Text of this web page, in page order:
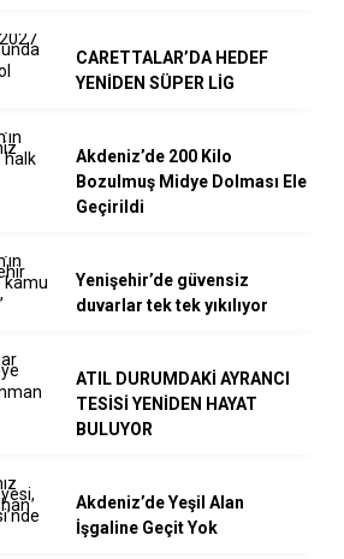
CARETTALAR’DA HEDEF
YENİDEN SÜPER LİG
Akdeniz’de 200 Kilo
Bozulmuş Midye Dolması Ele
Geçirildi
Yenişehir’de güvensiz
duvarlar tek tek yıkılıyor
ATIL DURUMDAKİ AYRANCI
TESİSİ YENİDEN HAYAT
BULUYOR
Akdeniz’de Yeşil Alan
İşgaline Geçit Yok